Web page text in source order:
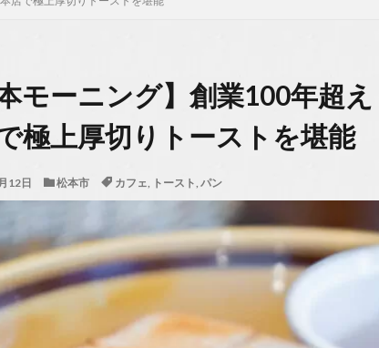
本モーニング】創業100年超
極上厚切りトーストを堪能
12日 松本市 カフェ, トースト, パン